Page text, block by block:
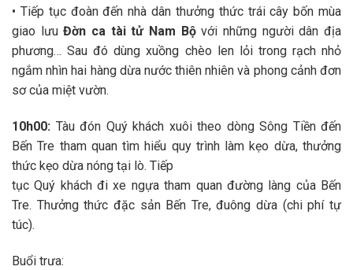
• Tiếp tục đoàn đến nhà dân thưởng thức trái cây bốn mùa
giao lưuĐờn ca tài tử Nam Bộvới những người dân địa
phương… Sau đó dùng xuồng chèo len lỏi trong rạch nhỏ
ngắm nhìn hai hàng dừa nước thiên nhiên và phong cảnh đơn
sơ của miệt vườn.
10h00: Tàu đón Quý khách xuôi theo dòng Sông Tiền đến
Bến Tre tham quan tìm hiểu quy trình làm kẹo dừa, thưởng
thức kẹo dừa nóng tại lò. Tiếp
tục Quý khách đi xe ngựa tham quan đường làng của Bến
Tre. Thưởng thức đặc sản Bến Tre, đuông dừa (chi phí tự
túc).
Buổi trưa: